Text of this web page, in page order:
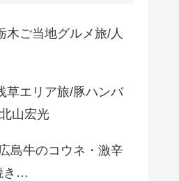
木ご当地グルメ旅/人
草エリア旅/豚ハンバ
山宏光
島牛のコウネ・激辛
き…